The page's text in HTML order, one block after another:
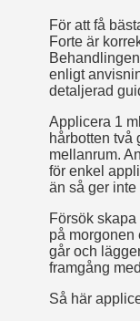
För att få
Forte är
enligt
detaljerad
Applicera 1
hårbotten två
mellanrum.
för enkel
än så ger inte
Försök
på morgonen
går och
framgång
Så här